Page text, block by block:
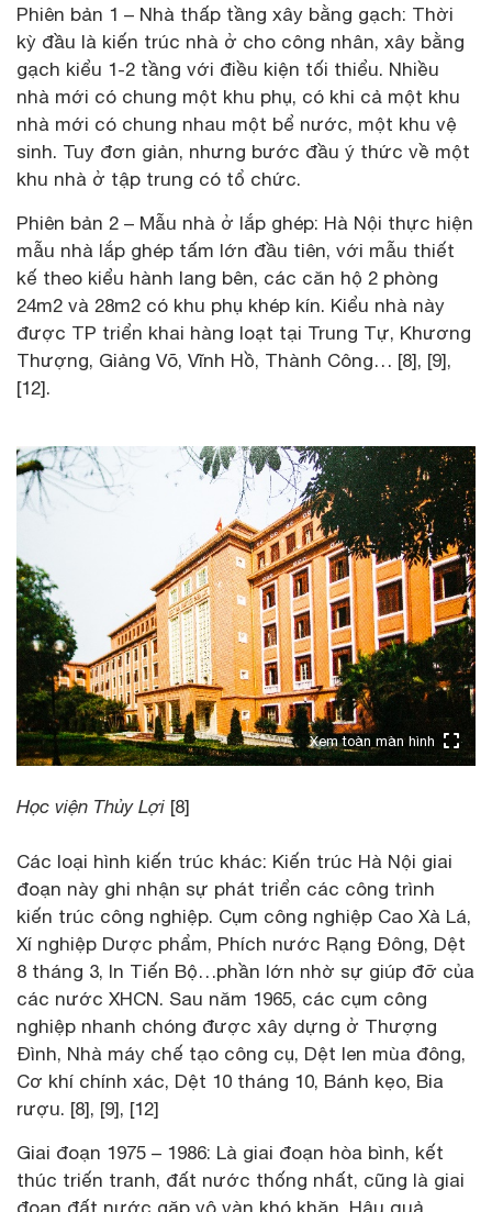
Phiên bản 1 – Nhà thấp tầng xây bằng gạch: Thời
kỳ đầu là kiến trúc nhà ở cho công nhân, xây bằng
gạch kiểu 1-2 tầng với điều kiện tối thiểu. Nhiều
nhà mới có chung một khu phụ, có khi cả một khu
nhà mới có chung nhau một bể nước, một khu vệ
sinh. Tuy đơn giản, nhưng bước đầu ý thức về một
khu nhà ở tập trung có tổ chức.
Phiên bản 2 – Mẫu nhà ở lắp ghép: Hà Nội thực hiện
mẫu nhà lắp ghép tấm lớn đầu tiên, với mẫu thiết
kế theo kiểu hành lang bên, các căn hộ 2 phòng
24m2 và 28m2 có khu phụ khép kín. Kiểu nhà này
được TP triển khai hàng loạt tại Trung Tự, Khương
Thượng, Giảng Võ, Vĩnh Hồ, Thành Công… [8], [9],
[12].
Xem toàn màn hình
Học viện Thủy Lợi [8]
Các loại hình kiến trúc khác: Kiến trúc Hà Nội giai
đoạn này ghi nhận sự phát triển các công trình
kiến trúc công nghiệp. Cụm công nghiệp Cao Xà Lá,
Xí nghiệp Dược phẩm, Phích nước Rạng Đông, Dệt
8 tháng 3, In Tiến Bộ…phần lớn nhờ sự giúp đỡ của
các nước XHCN. Sau năm 1965, các cụm công
nghiệp nhanh chóng được xây dựng ở Thượng
Đình, Nhà máy chế tạo công cụ, Dệt len mùa đông,
Cơ khí chính xác, Dệt 10 tháng 10, Bánh kẹo, Bia
rượu. [8], [9], [12]
Giai đoạn 1975 – 1986: Là giai đoạn hòa bình, kết
thúc triến tranh, đất nước thống nhất, cũng là giai